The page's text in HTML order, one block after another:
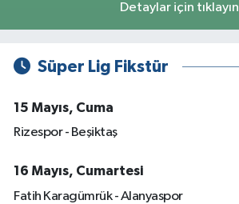
Detaylar için tıklayın
Süper Lig Fikstür
15 Mayıs, Cuma
Rizespor - Beşiktaş
16 Mayıs, Cumartesi
Fatih Karagümrük - Alanyaspor